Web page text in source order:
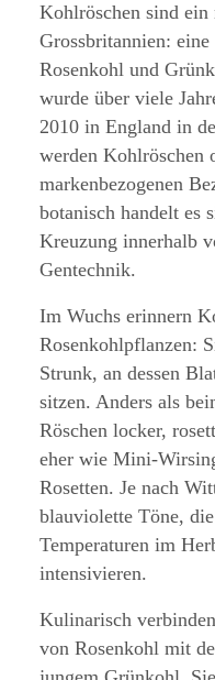
Kohlröschen sind ein
Grossbritannien:
Rosenkohl und
wurde über viele
2010 in England in
werden Kohlröschen
markenbezogenen
botanisch handelt es
Kreuzung innerhalb
Gentechnik.
Im Wuchs erinnern
Rosenkohlpflanzen:
Strunk, an dessen
sitzen. Anders als
Röschen locker,
eher wie Mini-
Rosetten. Je nach
blauviolette Töne,
Temperaturen im
intensivieren.
Kulinarisch
von Rosenkohl mit